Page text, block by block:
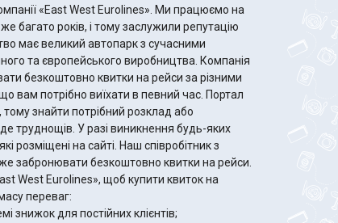
«East West Eurolines». Ми працюємо на
багато років, і тому заслужили репутацію
має великий автопарк з сучасними
та європейського виробництва. Компанія
безкоштовно квитки на рейси за різними
вам потрібно виїхати в певний час. Портал
знайти потрібний розклад або
труднощів. У разі виникнення будь-яких
розміщені на сайті. Наш співробітник з
забронювати безкоштовно квитки на рейси.
West Eurolines», щоб купити квиток на
переваг:
знижок для постійних клієнтів;